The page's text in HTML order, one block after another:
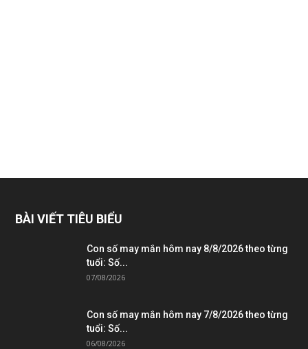
BÀI VIẾT TIÊU BIỂU
Con số may mắn hôm nay 8/8/2026 theo từng
tuổi: Số...
07/08/2026
Con số may mắn hôm nay 7/8/2026 theo từng
tuổi: Số...
06/08/2026